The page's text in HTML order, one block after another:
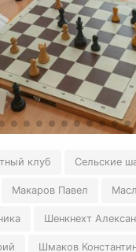
клуб Сельские
Макаров Павел
Шенкнехт
Шмаков